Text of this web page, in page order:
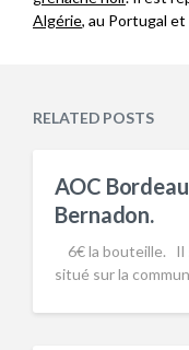
Algérie, au Portugal et
RELATED POSTS
AOC
Bernadon.
6€ la bouteille. Il
situé sur la